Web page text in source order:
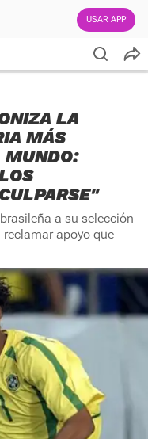
USAR APP
LA
MÁS
MUNDO:
a su selección
apoyo que